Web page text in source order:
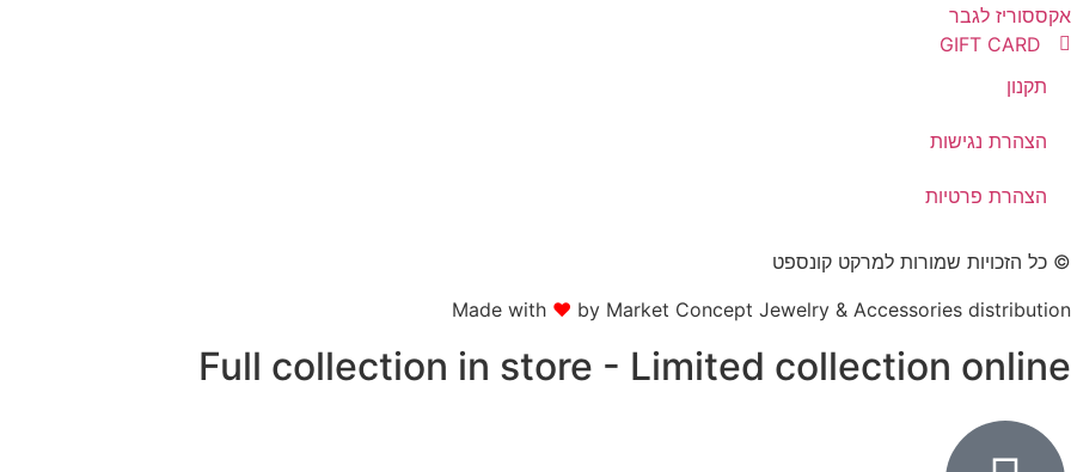
אקססוריז לגבר
GIFT CARD
תקנון
הצהרת נגישות
הצהרת פרטיות
© כל הזכויות שמורות למרקט קונספט
Made with ❤ by Market Concept Jewelry & Accessories distribution
Full collection in store - Limited collection online